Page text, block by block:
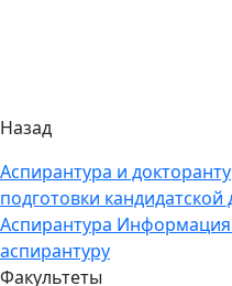
Назад
Аспирантура и
подготовки кандидатской
Аспирантура Информация
аспирантуру
Факультеты